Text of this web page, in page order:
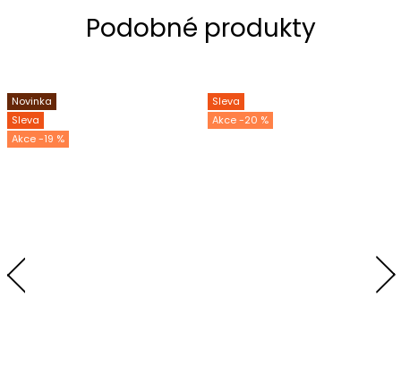
Novinka
Sleva
-19 %
Sleva
-20 %